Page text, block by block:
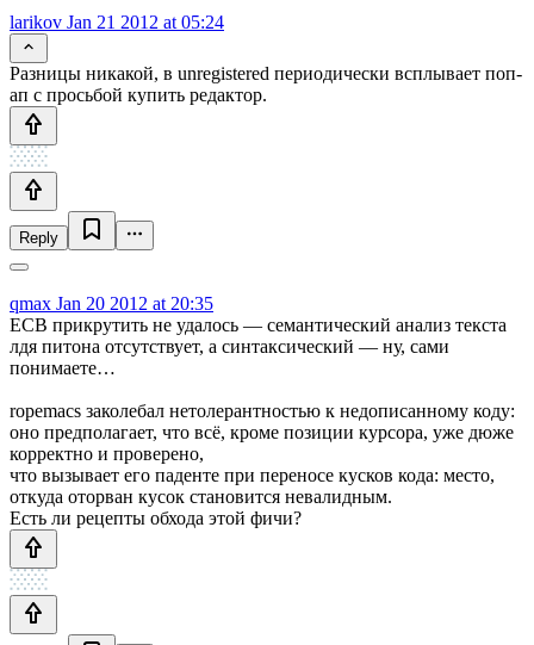
larikov Jan 21 2012 at 05:24
Разницы никакой, в unregistered периодически всплывает поп-
ап с просьбой купить редактор.
Reply
qmax Jan 20 2012 at 20:35
ECB прикрутить не удалось — семантический анализ текста
лдя питона отсутствует, а синтаксический — ну, сами
понимаете…
ropemacs заколебал нетолерантностью к недописанному коду:
оно предполагает, что всё, кроме позиции курсора, уже дюже
корректно и проверено,
что вызывает его паденте при переносе кусков кода: место,
откуда оторван кусок становится невалидным.
Есть ли рецепты обхода этой фичи?